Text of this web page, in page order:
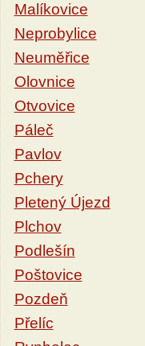
Malíkovice
Neprobylice
Neuměřice
Olovnice
Otvovice
Páleč
Pavlov
Pchery
Pletený Újezd
Plchov
Podlešín
Poštovice
Pozdeň
Přelíc